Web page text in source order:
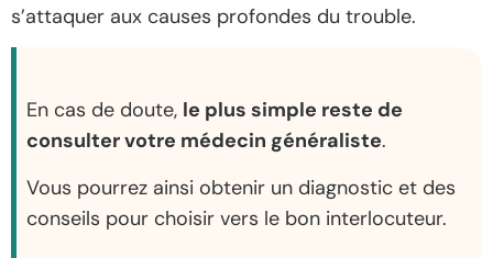
s’attaquer aux causes profondes du trouble.
En cas de doute, le plus simple reste de
consulter votre médecin généraliste.
Vous pourrez ainsi obtenir un diagnostic et des
conseils pour choisir vers le bon interlocuteur.